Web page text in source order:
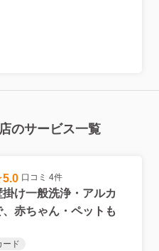
のサービス一覧
5.0 口コミ 4件
け一般洗浄・アルカ
、赤ちゃん・ペットも
ード